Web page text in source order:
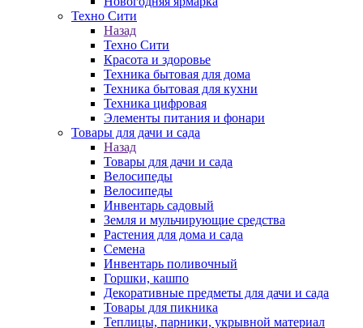
Техно Сити
Назад
Техно Сити
Красота и здоровье
Техника бытовая для дома
Техника бытовая для кухни
Техника цифровая
Элементы питания и фонари
Товары для дачи и сада
Назад
Товары для дачи и сада
Велосипеды
Велосипеды
Инвентарь садовый
Земля и мульчирующие средства
Растения для дома и сада
Семена
Инвентарь поливочный
Горшки, кашпо
Декоративные предметы для дачи и сада
Товары для пикника
Теплицы, парники, укрывной материал